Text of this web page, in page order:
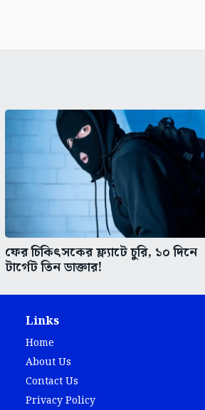
ফের চিকিৎসকের ফ্ল্যাটে চুরি, ১০ দিনে
টার্গেট তিন ডাক্তার!
Links
Home
About Us
Contact Us
Privacy Policy